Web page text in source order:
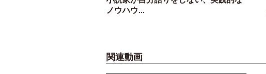
ノウハウ...
関連動画